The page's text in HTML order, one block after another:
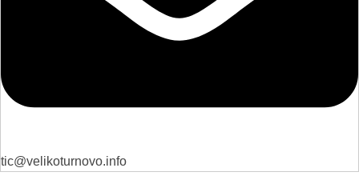
tic@velikoturnovo.info